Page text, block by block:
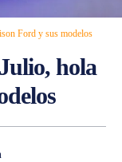
Ford y sus modelos
hola